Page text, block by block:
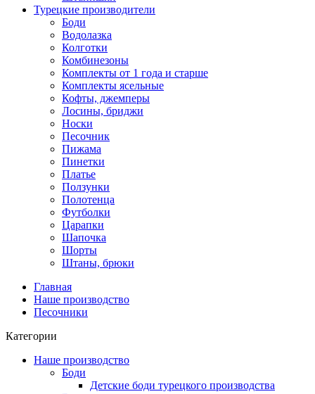
Турецкие производители
Боди
Водолазка
Колготки
Комбинезоны
Комплекты от 1 года и старше
Комплекты ясельные
Кофты, джемперы
Лосины, бриджи
Носки
Песочник
Пижама
Пинетки
Платье
Ползунки
Полотенца
Футболки
Царапки
Шапочка
Шорты
Штаны, брюки
Главная
Наше производство
Песочники
Категории
Наше производство
Боди
Детские боди турецкого производства